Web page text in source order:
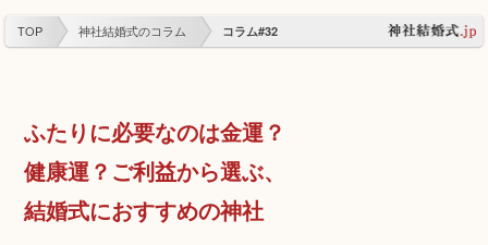
衣裳
フェア情報
特典
フォトプラン
TOP 神社結婚式のコラム コラム#32
ふたりに必要なのは金運？
健康運？ ご利益から選ぶ、
結婚式におすすめの神社